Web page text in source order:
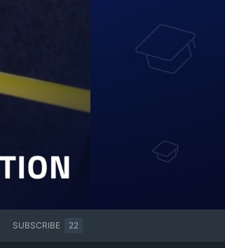
SUBSCRIBE 22